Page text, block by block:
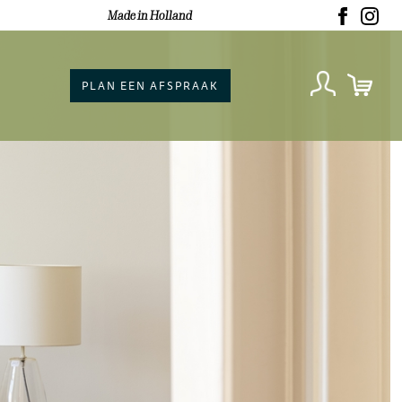
Made in Holland
PLAN EEN AFSPRAAK